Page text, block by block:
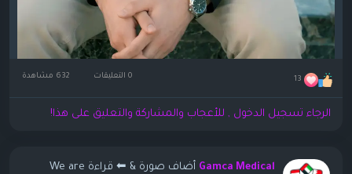
13 0 التعليقات
الرجاء تسجيل الدخول , للأعجاب والمشاركة والتعليق على هذا!
Gamca Medical أضاف صورة & ⬅ قراءة We are